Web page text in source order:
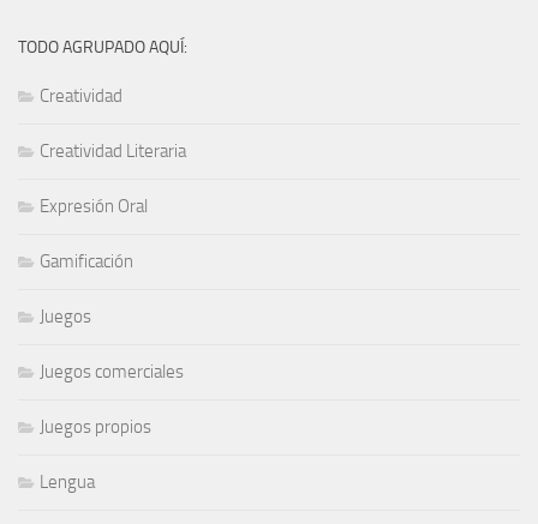
TODO AGRUPADO AQUÍ:
Creatividad
Creatividad Literaria
Expresión Oral
Gamificación
Juegos
Juegos comerciales
Juegos propios
Lengua